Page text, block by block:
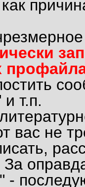
как
т.п.
вас не
-